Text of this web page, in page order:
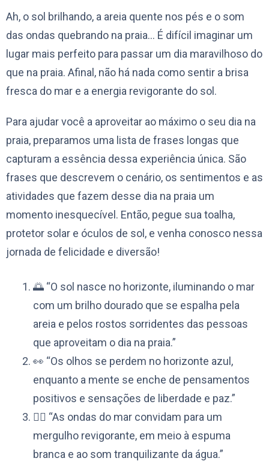
Ah, o sol brilhando, a areia quente nos pés e o som
das ondas quebrando na praia… É difícil imaginar um
lugar mais perfeito para passar um dia maravilhoso do
que na praia. Afinal, não há nada como sentir a brisa
fresca do mar e a energia revigorante do sol.
Para ajudar você a aproveitar ao máximo o seu dia na
praia, preparamos uma lista de frases longas que
capturam a essência dessa experiência única. São
frases que descrevem o cenário, os sentimentos e as
atividades que fazem desse dia na praia um
momento inesquecível. Então, pegue sua toalha,
protetor solar e óculos de sol, e venha conosco nessa
jornada de felicidade e diversão!
🌅 “O sol nasce no horizonte, iluminando o mar
com um brilho dourado que se espalha pela
areia e pelos rostos sorridentes das pessoas
que aproveitam o dia na praia.”
👀 “Os olhos se perdem no horizonte azul,
enquanto a mente se enche de pensamentos
positivos e sensações de liberdade e paz.”
🏊‍♀️ “As ondas do mar convidam para um
mergulho revigorante, em meio à espuma
branca e ao som tranquilizante da água.”